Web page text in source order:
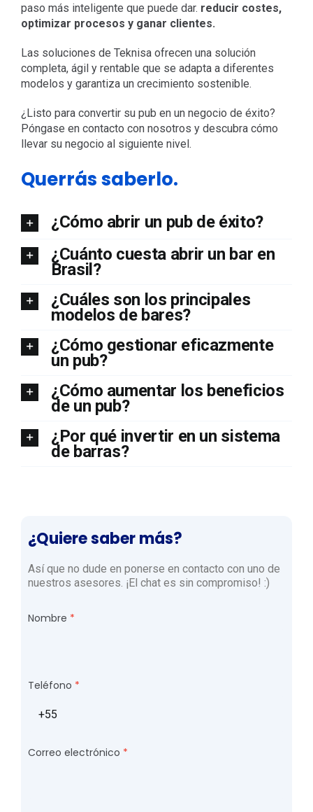
paso más inteligente que puede dar. reducir costes,
optimizar procesos y ganar clientes.
Las soluciones de Teknisa ofrecen una solución
completa, ágil y rentable que se adapta a diferentes
modelos y garantiza un crecimiento sostenible.
¿Listo para convertir su pub en un negocio de éxito?
Póngase en contacto con nosotros y descubra cómo
llevar su negocio al siguiente nivel.
Querrás saberlo.
¿Cómo abrir un pub de éxito?
¿Cuánto cuesta abrir un bar en
Brasil?
¿Cuáles son los principales
modelos de bares?
¿Cómo gestionar eficazmente
un pub?
¿Cómo aumentar los beneficios
de un pub?
¿Por qué invertir en un sistema
de barras?
¿Quiere saber más?
Así que no dude en ponerse en contacto con uno de
nuestros asesores. ¡El chat es sin compromiso! :)
Nombre
Teléfono
Correo electrónico